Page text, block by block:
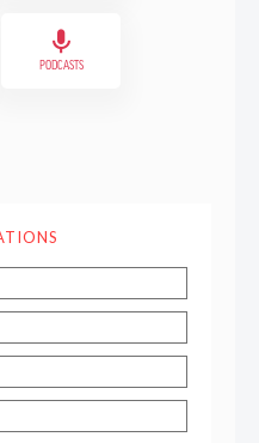
PODCASTS